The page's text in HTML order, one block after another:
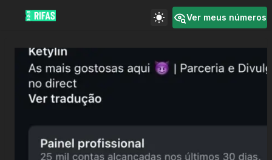
Ver meus números